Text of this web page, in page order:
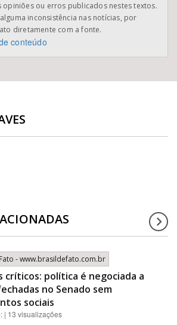
opiniões ou erros publicados nestes textos.
inconsistência nas notícias, por
diretamente com a fonte.
conteúdo
- www.brasildefato.com.br
críticos: política é negociada a
no Senado sem
sociais
| 13 visualizações